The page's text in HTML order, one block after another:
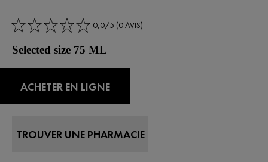
0,0/5 (0 AVIS)
Selected size 75 ML
ACHETER EN LIGNE
TROUVER UNE PHARMACIE